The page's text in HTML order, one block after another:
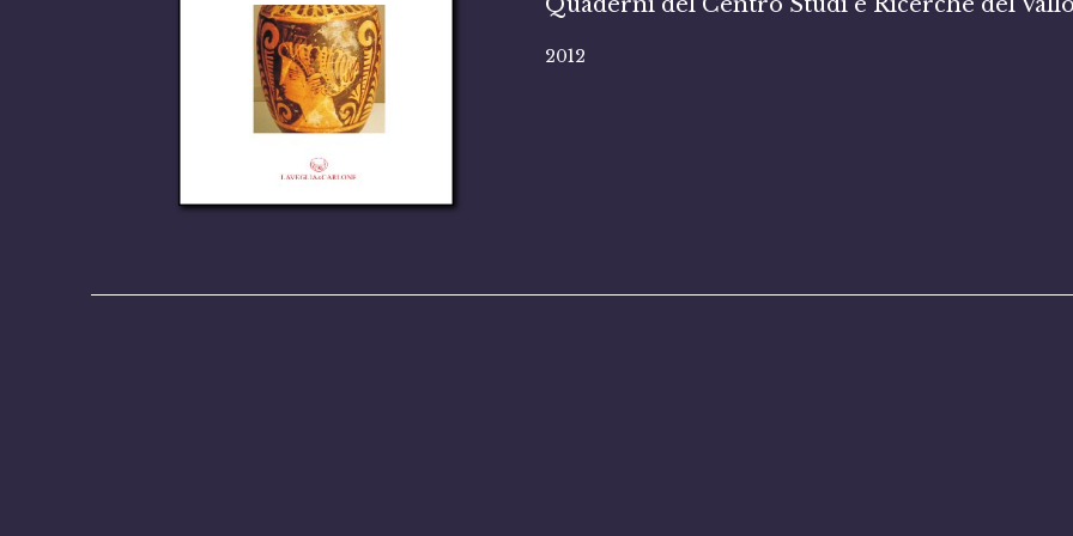
Quaderni del Centro Studi e Ricerche del
2012